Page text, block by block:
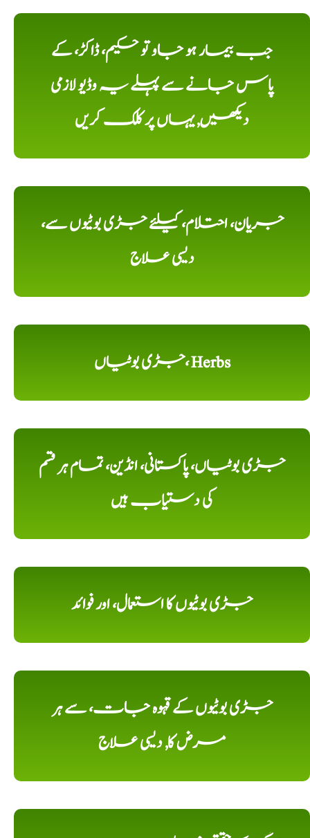
جب بیمار ہو جاو تو حکیم، ڈاکڑ، کے
پاس جانے سے پہلے یہ وڈیو لازمی
دیکھیں, یہاں پر کلک کریں
جریان، احتلام، کیلئے جڑی بوٹیوں سے،
دیسی علاج
جڑی بوٹیاں، Herbs
جڑی بوٹیاں، پاکستانی، انڈین، تمام ہر قسم
کی دستیاب ہیں
جڑی بوٹیوں کا استعمال، اور فوائد
جڑی بوٹیوں کے قہوہ جات، سے ہر
مرض کا, دیسی علاج